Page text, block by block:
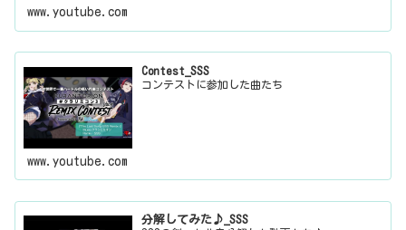
www.youtube.com
Contest_SSS
コンテストに参加した曲たち
www.youtube.com
分解してみた♪_SSS